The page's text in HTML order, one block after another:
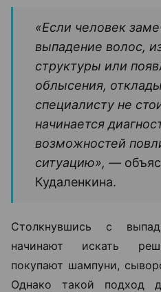
«Если человек
выпадение волос,
структуры или
облысения,
специалисту не
начинается
возможностей
ситуацию», —
Кудаленкина.
Столкнувшись с
начинают искать
покупают шампуни,
Однако такой подход